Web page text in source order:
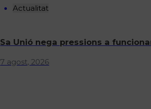
Actualitat
Sa Unió nega pressions a
7 agost, 2026